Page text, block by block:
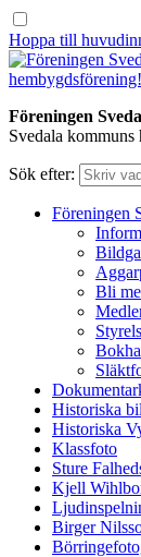
Hoppa till
Föreningen
Svedala
Sök efter:
Föreningen
Bli
Historiska
Historiska
Klassfoto
Sture
Kjell
Birger